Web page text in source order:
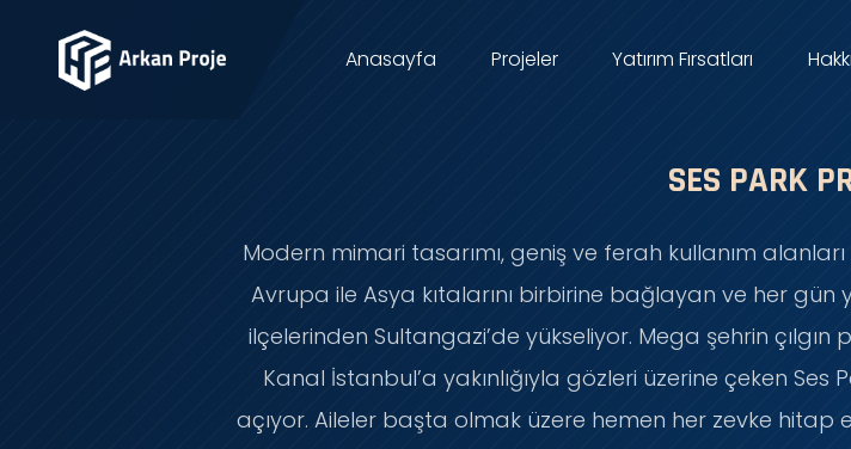
Anasayfa Projeler Yatırım Fırsatları
SES PARK
Modern mimari tasarımı, geniş ve ferah kullanım
Avrupa ile Asya kıtalarını birbirine bağlayan ve her gün
ilçelerinden Sultangazi’de yükseliyor. Mega şehrin
Kanal İstanbul’a yakınlığıyla gözleri üzerine çeken Ses
açıyor. Aileler başta olmak üzere hemen her zevke